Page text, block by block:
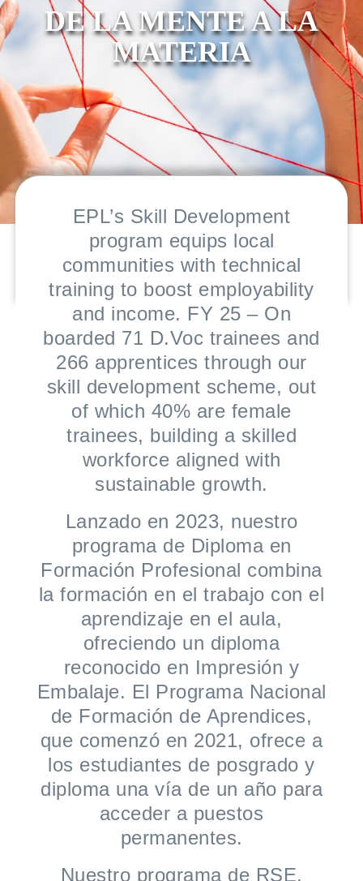
DE LA MENTE A LA
MATERIA
EPL’s Skill Development
program equips local
communities with technical
training to boost employability
and income. FY 25 – On
boarded 71 D.Voc trainees and
266 apprentices through our
skill development scheme, out
of which 40% are female
trainees, building a skilled
workforce aligned with
sustainable growth.
Lanzado en 2023, nuestro
programa de Diploma en
Formación Profesional combina
la formación en el trabajo con el
aprendizaje en el aula,
ofreciendo un diploma
reconocido en Impresión y
Embalaje. El Programa Nacional
de Formación de Aprendices,
que comenzó en 2021, ofrece a
los estudiantes de posgrado y
diploma una vía de un año para
acceder a puestos
permanentes.
Nuestro programa de RSE,